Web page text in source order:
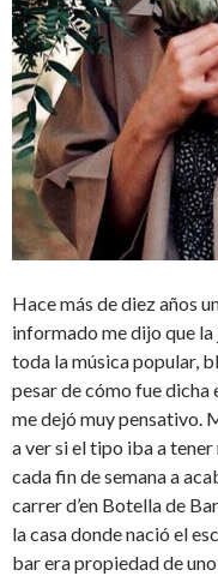
Hace más de diez años
informado me dijo que
toda la música popular,
pesar de cómo fue dicha
me dejó muy pensativo.
a ver si el tipo iba a
cada fin de semana a
carrer d’en Botella de
la casa donde nació el
bar era propiedad de